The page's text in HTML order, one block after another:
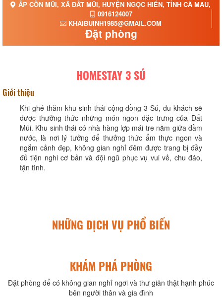
ẤP CỒN MŨI, XÃ ĐẤT MŨI, HUYỆN NGỌC HIỂN, TỈNH CÀ MAU,
0916124007
KHAIBUINH1985@GMAIL.COM
Đặt phòng
HOMESTAY 3 SÚ
Giới thiệu
Khi ghé thăm khu sinh thái cộng đồng 3 Sú, du khách sẽ
được thưởng thức những món ngon đặc trưng của Đất
Mũi. Khu sinh thái có nhà hàng lợp mái tre nằm giữa đầm
nước, là nơi lý tưởng để thưởng thức ẩm thực ngon và
ngắm cảnh đẹp, không gian nghỉ đêm được trang bị đầy
đủ tiện nghi cơ bản và đội ngũ phục vụ vui vẻ, chu đáo,
tận tình.
NHỮNG DỊCH VỤ PHỔ BIẾN
KHÁM PHÁ PHÒNG
Đặt phòng để có không gian nghỉ ngơi và thư giãn thật hạnh phúc
bên người thân và gia đình